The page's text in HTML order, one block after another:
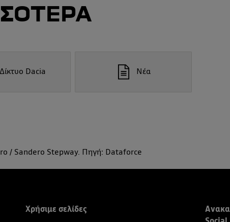
Δίκτυο Dacia Νέα
/ Sandero Stepway. Πηγή: Dataforce